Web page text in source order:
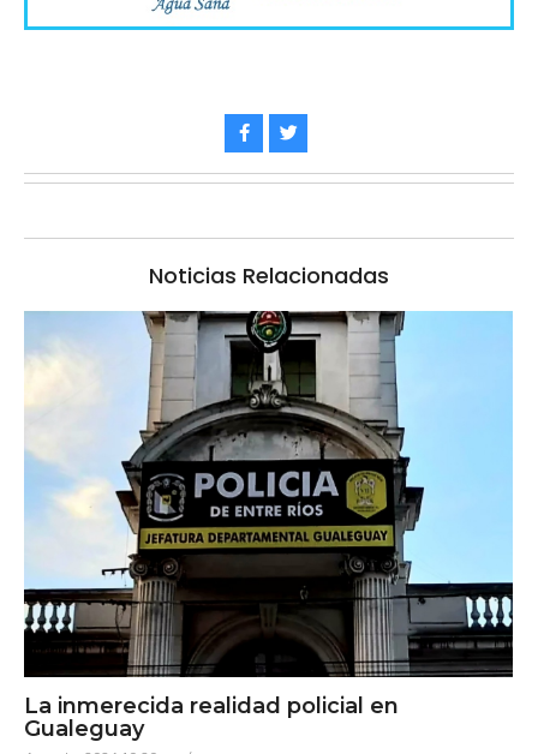
Noticias Relacionadas
La inmerecida realidad policial en
Gualeguay